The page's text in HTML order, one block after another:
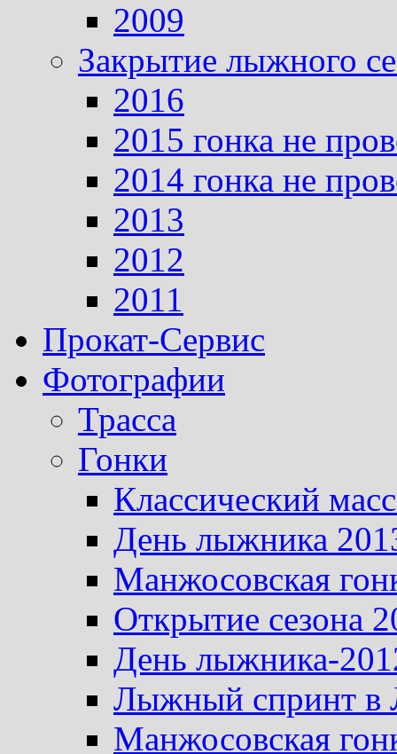
2009
Закрытие лыжного
2016
2015 гонка не
2014 гонка не
2013
2012
2011
Прокат-Сервис
Фотографии
Трасса
Гонки
Классический
День лыжника
Манжосовская
Открытие сезона
День лыжника-
Лыжный спринт в
Манжосовская